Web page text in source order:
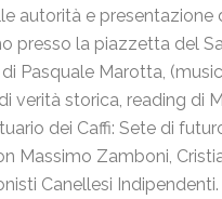
autorità e presentazione
presso la piazzetta del
Pasquale Marotta,
verità storica, reading di
dei Caffi: Sete di
Massimo Zamboni,
Canellesi